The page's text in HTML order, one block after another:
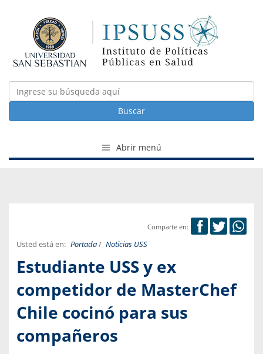
Buscar
Abrir menú
Comparte en:
Usted está en: Portada/ Noticias USS
Estudiante USS y ex
competidor de MasterChef
Chile cocinó para sus
compañeros